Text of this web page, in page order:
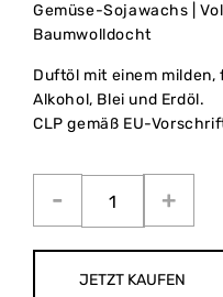
Gemüse-Sojawachs |
Baumwolldocht
Duftöl mit einem milden,
Alkohol, Blei und Erdöl.
CLP gemäß EU-
JETZT KAUFEN